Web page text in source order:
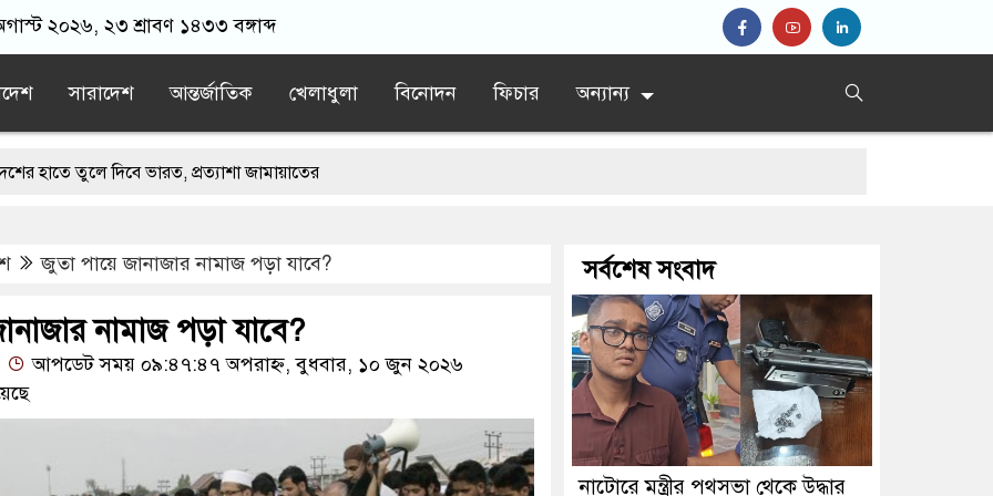
২০২৬, ২৩ শ্রাবণ ১৪৩৩ বঙ্গাব্দ
সারাদেশ আন্তর্জাতিক খেলাধুলা বিনোদন ফিচার অন্যান্য
দিবে ভারত, প্রত্যাশা জামায়াতের
মার্কিন ঘাঁটিতে নিখুঁত হামলা চালান ইরানি পাইলটরা
কাছে পাঠাতেন ইসলামী বিশ্ববিদ্যালয়ের ছাত্রী
হতেই মর্মান্তিক দুই দুর্ঘটনা, ঝরে গেল ১৫ প্রাণ
জুতা পায়ে জানাজার নামাজ পড়া যাবে?
নামাজ পড়া যাবে?
আপডেট সময় ০৯:৪৭:৪৭ অপরাহ্ন, বুধবার, ১০ জুন ২০২৬
সর্বশেষ সংবাদ
নাটোরে মন্ত্রীর পথসভা থেকে উদ্ধার